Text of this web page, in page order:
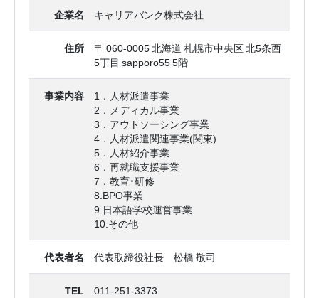
企業名 キャリアバンク株式会社
住所
〒 060-0005 北海道 札幌市中央区 北5条西
5丁目 sapporo55 5階
事業内容
1．人材派遣事業
2．メディカル事業
3．アウトソーシング事業
4．人材派遣関連事業(関東)
5．人材紹介事業
6．再就職支援事業
7．教育・研修
8.BPO事業
9.日本語学校運営事業
10.その他
代表者名 代表取締役社長 松橋 敬司
TEL 011-251-3373